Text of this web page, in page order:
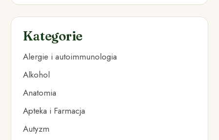
Kategorie
Alergie i autoimmunologia
Alkohol
Anatomia
Apteka i Farmacja
Autyzm